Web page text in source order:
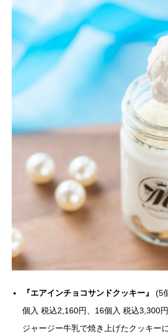
『エアインチョコサンドクッキー』
(5
個入 税込2,160円、16個入 税込3,300
ジャージー牛乳で焼き上げたクッキー